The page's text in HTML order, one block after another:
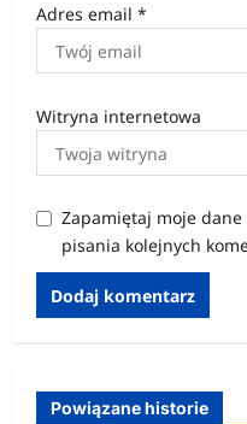
Adres email *
Witryna internetowa
Zapamiętaj moje
pisania kolejnych
Powiązane historie